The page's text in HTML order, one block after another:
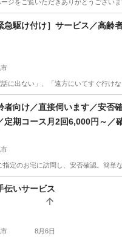
ージをご覧いただきありがとうござ
麻生駅 便利屋 無料
急駆け付け］サービス／高齢
話に出ない」、「遠方にいてすぐ行
便利屋 御用聞き
者向け／直接伺います／安否
定期コース月2回6,000円～／
指定のお宅に訪問し、安否確認。簡
便利屋 月額
伝いサービス
8月6日